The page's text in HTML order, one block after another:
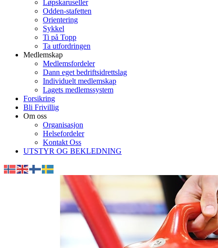
Løpskaruseller
Odden-stafetten
Orientering
Sykkel
Ti på Topp
Ta utfordringen
Medlemskap
Medlemsfordeler
Dann eget bedriftsidrettslag
Individuelt medlemskap
Lagets medlemssystem
Forsikring
Bli Frivillig
Om oss
Organisasjon
Helsefordeler
Kontakt Oss
UTSTYR OG BEKLEDNING